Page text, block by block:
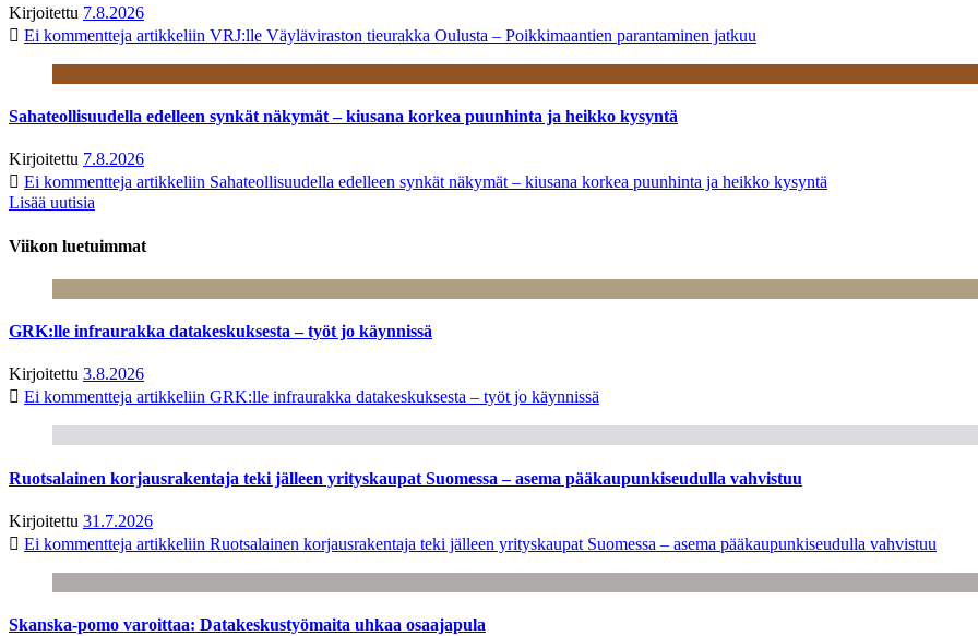
Kirjoitettu 7.8.2026
Ei kommentteja artikkeliin VRJ:lle Väyläviraston tieurakka Oulusta – Poikkimaantien parantaminen jatkuu
Sahateollisuudella edelleen synkät näkymät – kiusana korkea puunhinta ja heikko kysyntä
Kirjoitettu 7.8.2026
Ei kommentteja artikkeliin Sahateollisuudella edelleen synkät näkymät – kiusana korkea puunhinta ja heikko kysyntä
Lisää uutisia
Viikon luetuimmat
GRK:lle infraurakka datakeskuksesta – työt jo käynnissä
Kirjoitettu 3.8.2026
Ei kommentteja artikkeliin GRK:lle infraurakka datakeskuksesta – työt jo käynnissä
Ruotsalainen korjausrakentaja teki jälleen yrityskaupat Suomessa – asema pääkaupunkiseudulla vahvistuu
Kirjoitettu 31.7.2026
Ei kommentteja artikkeliin Ruotsalainen korjausrakentaja teki jälleen yrityskaupat Suomessa – asema pääkaupunkiseudulla vahvistuu
Skanska-pomo varoittaa: Datakeskustyömaita uhkaa osaajapula